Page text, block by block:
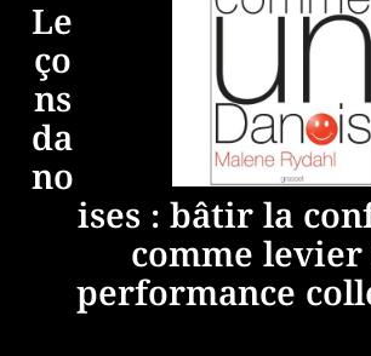
Le
ço
ns
da
no
ises : bâtir la
comme levier
performance